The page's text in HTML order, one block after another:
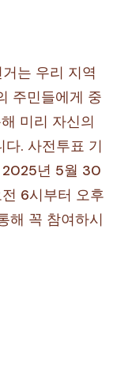
는 우리 지역
주민들에게 중
미리 자신의
. 사전투표 기
년 5월 30
6시부터 오후
해 꼭 참여하시